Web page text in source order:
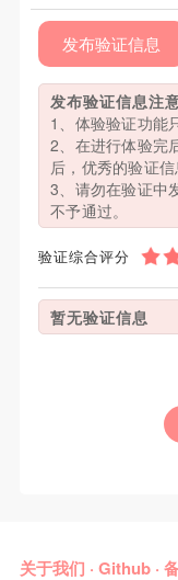
发布验证信息
发布验证信息注
1、体验验证功能
2、在进行体验完
后，优秀的验证
3、请勿在验证中
不予通过。
验证综合评分
暂无验证信息
关于我们 · Github·